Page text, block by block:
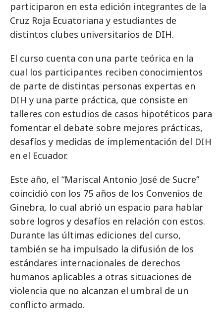
participaron en esta edición integrantes de la
Cruz Roja Ecuatoriana y estudiantes de
distintos clubes universitarios de DIH.
El curso cuenta con una parte teórica en la
cual los participantes reciben conocimientos
de parte de distintas personas expertas en
DIH y una parte práctica, que consiste en
talleres con estudios de casos hipotéticos para
fomentar el debate sobre mejores prácticas,
desafíos y medidas de implementación del DIH
en el Ecuador.
Este año, el “Mariscal Antonio José de Sucre”
coincidió con los 75 años de los Convenios de
Ginebra, lo cual abrió un espacio para hablar
sobre logros y desafíos en relación con estos.
Durante las últimas ediciones del curso,
también se ha impulsado la difusión de los
estándares internacionales de derechos
humanos aplicables a otras situaciones de
violencia que no alcanzan el umbral de un
conflicto armado.